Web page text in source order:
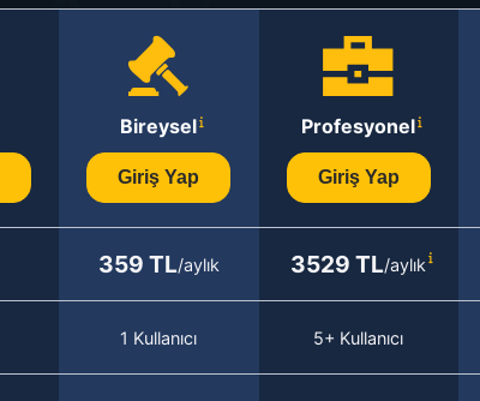
Bireysel
Giriş Yap
Profesyonel
Giriş Yap
359 TL/aylık 3529 TL/aylık
1 Kullanıcı 5+ Kullanıcı